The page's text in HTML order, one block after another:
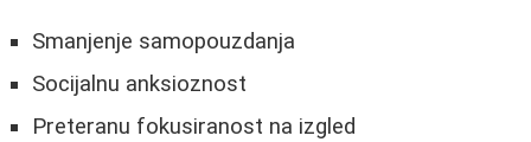
Smanjenje samopouzdanja
Socijalnu anksioznost
Preteranu fokusiranost na izgled